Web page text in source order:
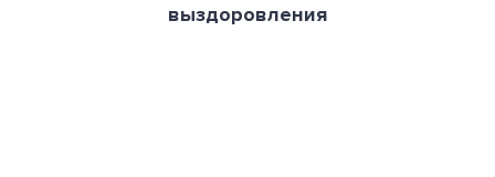
выздоровления